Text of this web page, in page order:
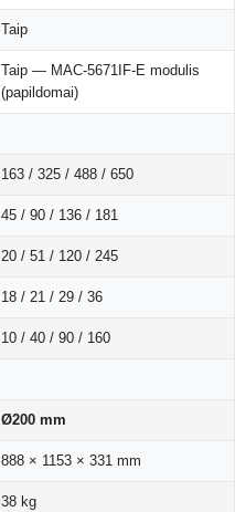
Taip
Taip — MAC-5671IF-E modulis
(papildomai)
163 / 325 / 488 / 650
45 / 90 / 136 / 181
20 / 51 / 120 / 245
18 / 21 / 29 / 36
10 / 40 / 90 / 160
Ø200 mm
888 × 1153 × 331 mm
38 kg